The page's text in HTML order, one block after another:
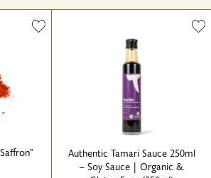
Authentic Tamari Sauce 250ml
– Soy Sauce | Organic &